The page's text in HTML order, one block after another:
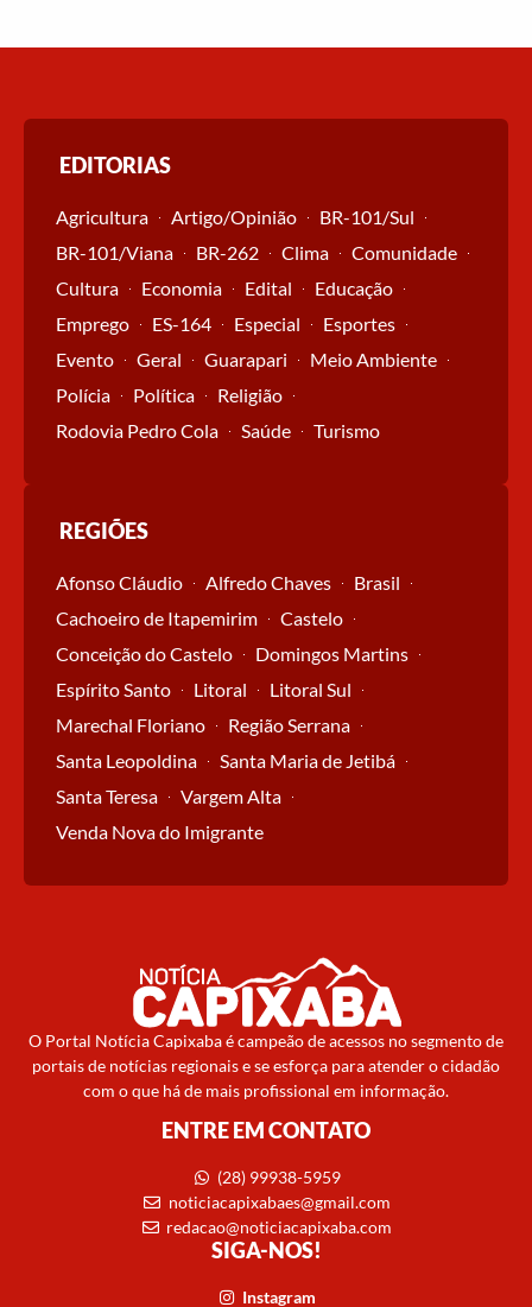
EDITORIAS
Agricultura Artigo/Opinião
BR-101/Sul
BR-101/Viana
BR-262 Clima
Comunidade
Cultura
Economia Edital
Educação
Emprego
ES-164 Especial
Esportes
Evento
Geral Guarapari
Meio Ambiente
Polícia
Política
Religião
Rodovia Pedro Cola
Saúde Turismo
REGIÕES
Afonso Cláudio Alfredo Chaves
Brasil
Cachoeiro de Itapemirim
Castelo
Conceição do Castelo
Domingos Martins
Espírito Santo
Litoral
Litoral Sul
Marechal Floriano
Região Serrana
Santa Leopoldina
Santa Maria de Jetibá
Santa Teresa
Vargem Alta
Venda Nova do Imigrante
O Portal Notícia Capixaba é campeão de acessos no segmento de
portais de notícias regionais e se esforça para atender o cidadão
com o que há de mais profissional em informação.
ENTRE EM CONTATO
(28) 99938-5959
noticiacapixabaes@gmail.com
redacao@noticiacapixaba.com
SIGA-NOS!
Instagram